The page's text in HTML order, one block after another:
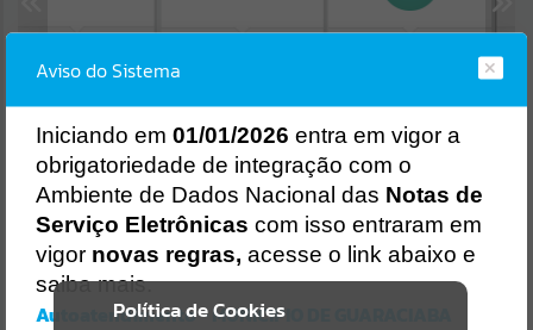
ISS/ALVARÁ PAGAMENTO
Resultados para""
PortaisPolítica de Cookies
Aviso do Sistema
Iniciando em 01/01/2026 entra em vigor a
obrigatoriedade de integração com o
Ambiente de Dados Nacional das Notas de
Serviço Eletrônicas com isso entraram em
vigor novas regras, acesse o link abaixo e
saiba mais.
Autoatendimento - MUNICIPIO DE GUARACIABA
Erro
Gerenciamento do Sistema
CÓDIGO DA MENSAGEM:EST-000040
Ocorreu um erro de script:
Uncaught SyntaxError: Unexpected token '('
https://guaraciaba.atende.net/https:/guaraciaba.atende.net/cidadao/
pagina/licitacao-inexigibilidade-01-2019-processo-licitatorio-01-
2019-
fms/static/bundle/wpo_index_2_base_l2_portal_editores_sync_d9f
b77cfd5741fafc9972edc7a641fea.js?v=83d4f602:47
Verificar Mais Detalhes